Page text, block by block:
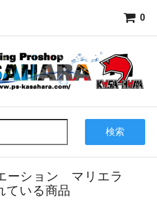
0
検索
ーション マリエラ
ている商品